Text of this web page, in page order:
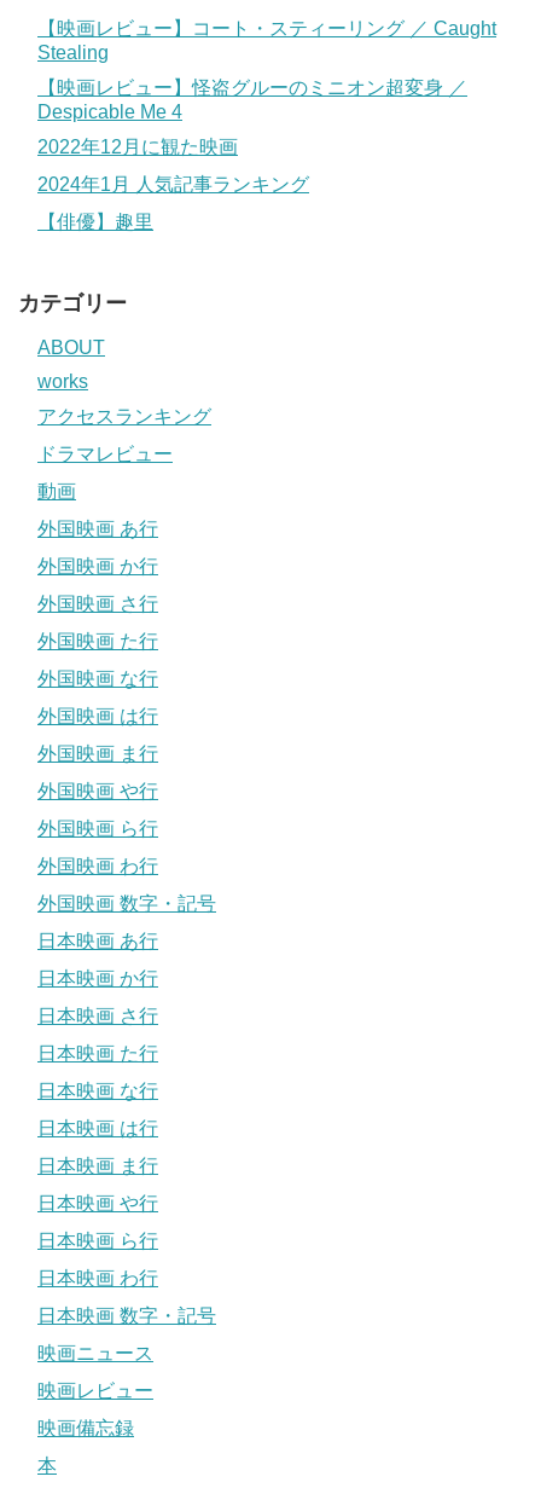
【映画レビュー】コート・スティーリング ／ Caught
Stealing
【映画レビュー】怪盗グルーのミニオン超変身 ／
Despicable Me 4
2022年12月に観た映画
2024年1月 人気記事ランキング
【俳優】趣里
カテゴリー
ABOUT
works
アクセスランキング
ドラマレビュー
動画
外国映画 あ行
外国映画 か行
外国映画 さ行
外国映画 た行
外国映画 な行
外国映画 は行
外国映画 ま行
外国映画 や行
外国映画 ら行
外国映画 わ行
外国映画 数字・記号
日本映画 あ行
日本映画 か行
日本映画 さ行
日本映画 た行
日本映画 な行
日本映画 は行
日本映画 ま行
日本映画 や行
日本映画 ら行
日本映画 わ行
日本映画 数字・記号
映画ニュース
映画レビュー
映画備忘録
本